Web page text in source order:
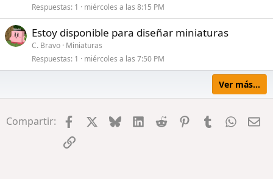
Respuestas 1 miércoles a las 8:15 PM
Estoy disponible para diseñar miniaturas
C. Bravo Miniaturas
Respuestas 1 miércoles a las 7:50 PM
Ver más...
Compartir: FacebookBlueskyLinkedIn
Reddit Pinterest
Tumblr
Enlace